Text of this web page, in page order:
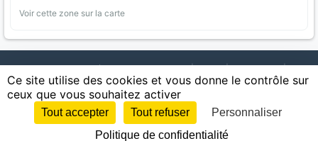
Voir cette zone sur la carte
AgriMap — Données agricoles ouvertes | Carte | Communes |
Appellations | Regions | Cultures | Zones protégées | Forets |
Littoral | Espaces naturels | Statistiques
| Confidentialite | CGU | CGV Cookies
Sources : IGN, INSEE, Météo-France, SAFER, INRAE, BRGM, INAO, Ministère de
l'Agriculture
Ce site utilise des cookies et vous donne le contrôle sur
ceux que vous souhaitez activer
Tout accepter Tout refuser
Personnaliser
Politique de confidentialité